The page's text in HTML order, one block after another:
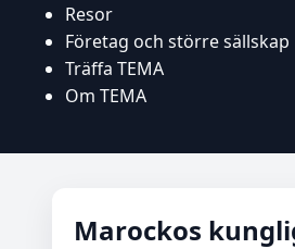
Resor
Företag och större sällskap
Träffa TEMA
Om TEMA
Marockos